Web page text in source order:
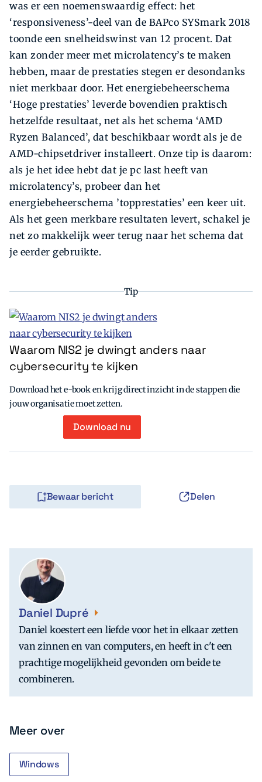
was er een noemenswaardig effect: het
‘responsiveness’-deel van de BAPco SYSmark 2018
toonde een snelheidswinst van 12 procent. Dat
kan zonder meer met microlatency’s te maken
hebben, maar de prestaties stegen er desondanks
niet merkbaar door. Het energiebeheerschema
‘Hoge prestaties’ leverde bovendien praktisch
hetzelfde resultaat, net als het schema ‘AMD
Ryzen Balanced’, dat beschikbaar wordt als je de
AMD-chipsetdriver installeert. Onze tip is daarom:
als je het idee hebt dat je pc last heeft van
microlatency’s, probeer dan het
energiebeheerschema ’topprestaties’ een keer uit.
Als het geen merkbare resultaten levert, schakel je
net zo makkelijk weer terug naar het schema dat
je eerder gebruikte.
Tip
Waarom NIS2 je dwingt anders naar
cybersecurity te kijken
Download het e-book en krijg direct inzicht in de stappen die
jouw organisatie moet zetten.
Download nu
Bewaar bericht Delen
Daniel Dupré
Daniel koestert een liefde voor het in elkaar zetten
van zinnen en van computers, en heeft in c't een
prachtige mogelijkheid gevonden om beide te
combineren.
Meer over
Windows